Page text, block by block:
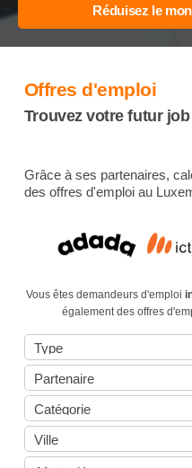
Offres d'emploi
Trouvez votre futur job
Grâce à ses partenaires,
des offres d'emploi au
Vous êtes demandeurs d'emploi
également des offres